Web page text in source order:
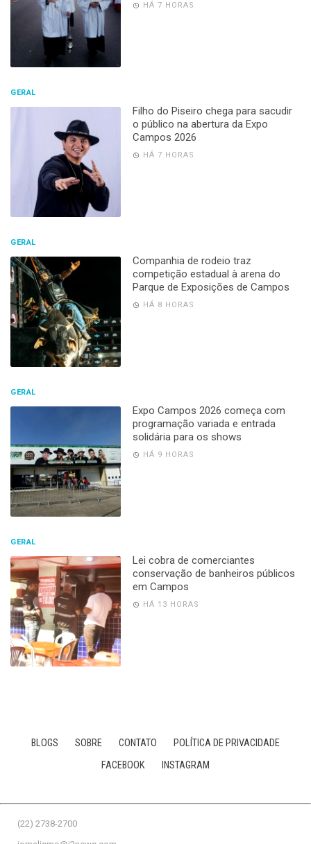
HÁ 7 HORAS
GERAL
Filho do Piseiro chega para sacudir
o público na abertura da Expo
Campos 2026
HÁ 7 HORAS
GERAL
Companhia de rodeio traz
competição estadual à arena do
Parque de Exposições de Campos
HÁ 8 HORAS
GERAL
Expo Campos 2026 começa com
programação variada e entrada
solidária para os shows
HÁ 9 HORAS
GERAL
Lei cobra de comerciantes
conservação de banheiros públicos
em Campos
HÁ 13 HORAS
BLOGS SOBRE CONTATO
POLÍTICA DE PRIVACIDADE
FACEBOOK
INSTAGRAM
(22) 2738-2700